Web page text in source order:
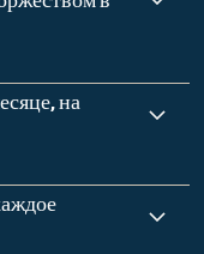
на